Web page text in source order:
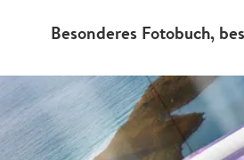
Besonderes Fotobuch,